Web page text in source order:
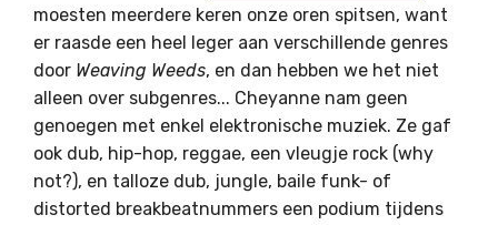
moesten meerdere keren onze oren spitsen, want
er raasde een heel leger aan verschillende genres
door Weaving Weeds, en dan hebben we het niet
alleen over subgenres... Cheyanne nam geen
genoegen met enkel elektronische muziek. Ze gaf
ook dub, hip-hop, reggae, een vleugje rock (why
not?), en talloze dub, jungle, baile funk- of
distorted breakbeatnummers een podium tijdens